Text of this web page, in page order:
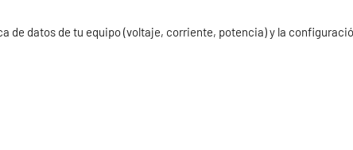
de datos de tu equipo (voltaje, corriente, potencia) y la